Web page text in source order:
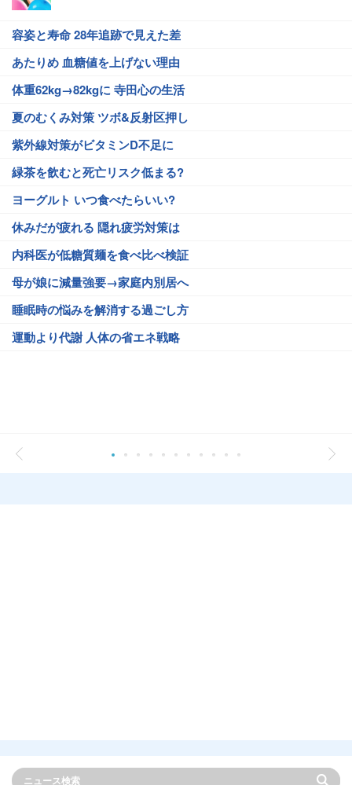
容姿と寿命 28年追跡で見えた差
あたりめ 血糖値を上げない理由
体重62kg→82kgに 寺田心の生活
夏のむくみ対策 ツボ&反射区押し
紫外線対策がビタミンD不足に
緑茶を飲むと死亡リスク低まる?
ヨーグルト いつ食べたらいい?
休みだが疲れる 隠れ疲労対策は
内科医が低糖質麺を食べ比べ検証
母が娘に減量強要→家庭内別居へ
睡眠時の悩みを解消する過ごし方
運動より代謝 人体の省エネ戦略